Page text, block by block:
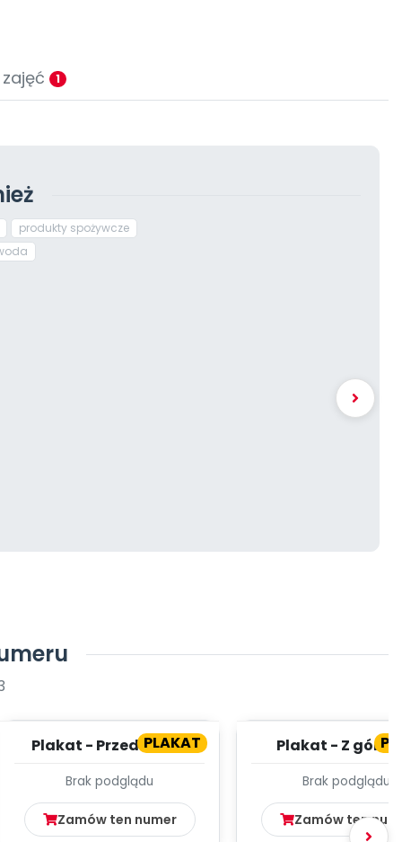
1
produkty spożywcze
PLAKAT
Plakat - Przedszkole
Brak podglądu
Zamów ten numer
Plakat - Z górki
Brak podglądu
Zamów ten